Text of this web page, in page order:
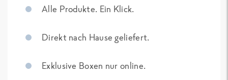
Alle Produkte. Ein Klick.
Direkt nach Hause geliefert.
Exklusive Boxen nur online.